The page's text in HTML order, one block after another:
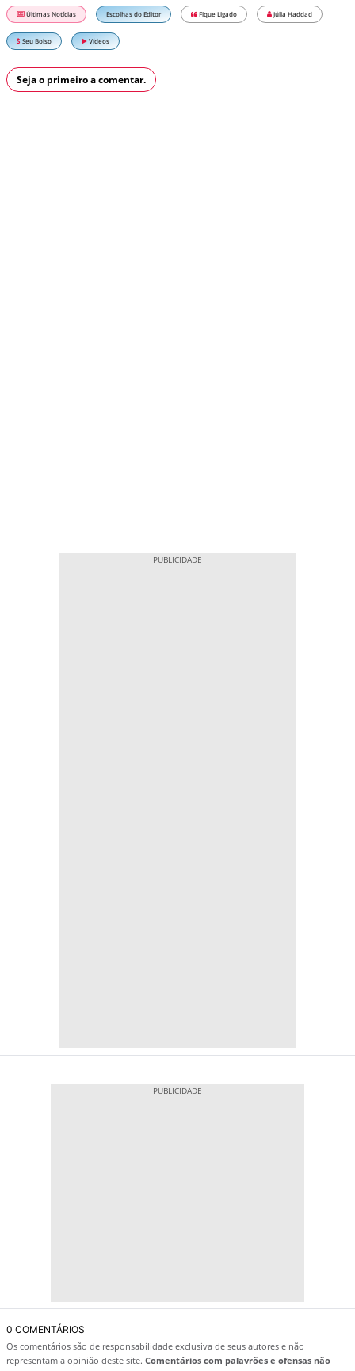
Últimas Notícias Escolhas do Editor Fique Ligado Júlia Haddad
Seu Bolso Vídeos
Seja o primeiro a comentar.
0 COMENTÁRIOS
Os comentários são de responsabilidade exclusiva de seus autores e não
representam a opinião deste site. Comentários com palavrões e ofensas não